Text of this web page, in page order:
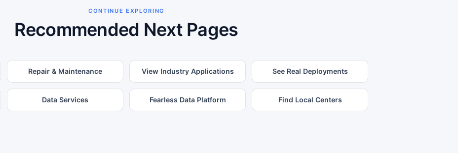
CONTINUE EXPLORING
Recommended Next Pages
Repair & Maintenance View Industry Applications See Real Deployments
Data Services Fearless Data Platform Find Local Centers